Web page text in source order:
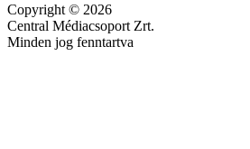
Copyright © 2026
Central Médiacsoport Zrt.
Minden jog fenntartva